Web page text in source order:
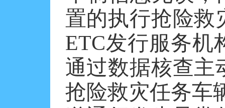
置的执行抢险救
ETC发行服务机
通过数据核查主
抢险救灾任务车